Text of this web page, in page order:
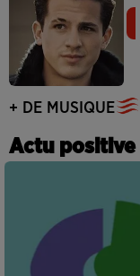
+ DE MUSIQUE
Actu positive